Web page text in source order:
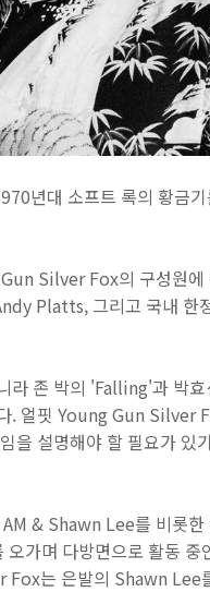
년대 소프트 록의 황금
Silver Fox의 구성원
Platts, 그리고 국내 한
라 존 박의 'Falling'과 박
. 얼핏 Young Gun Silver
을 설명해야 할 필요가
& Shawn Lee를 비롯
가며 다방면으로 활동
는 은발의 Shawn Lee